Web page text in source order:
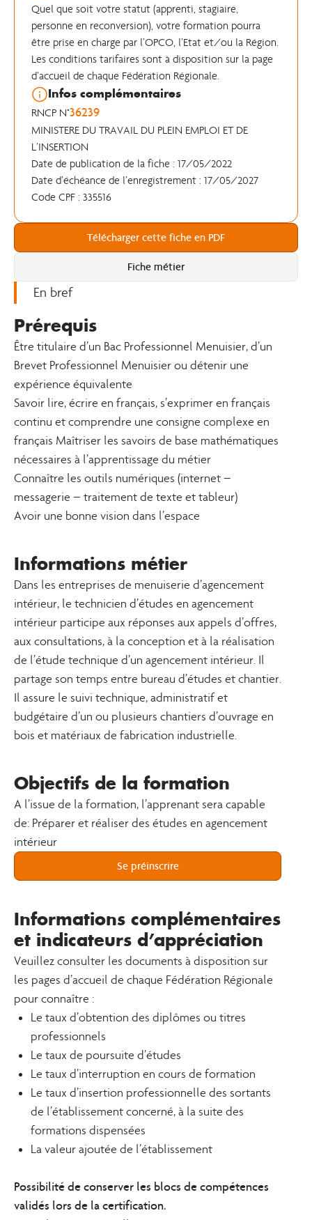
En bref
Prérequis
Être titulaire d’un Bac Professionnel Menuisier, d’un
Brevet Professionnel Menuisier ou détenir une
expérience équivalente
Savoir lire, écrire en français, s’exprimer en français
continu et comprendre une consigne complexe en
français Maîtriser les savoirs de base mathématiques
nécessaires à l’apprentissage du métier
Connaître les outils numériques (internet –
messagerie – traitement de texte et tableur)
Avoir une bonne vision dans l’espace
Informations métier
Dans les entreprises de menuiserie d’agencement
intérieur, le technicien d’études en agencement
intérieur participe aux réponses aux appels d’offres,
aux consultations, à la conception et à la réalisation
de l’étude technique d’un agencement intérieur. Il
partage son temps entre bureau d’études et chantier.
Il assure le suivi technique, administratif et
budgétaire d’un ou plusieurs chantiers d’ouvrage en
bois et matériaux de fabrication industrielle.
Objectifs de la formation
A l’issue de la formation, l’apprenant sera capable
de: Préparer et réaliser des études en agencement
intérieur
Se préinscrire
Informations complémentaires
et indicateurs d’appréciation
Veuillez consulter les documents à disposition sur
les pages d’accueil de chaque Fédération Régionale
pour connaître :
Le taux d’obtention des diplômes ou titres
professionnels
Le taux de poursuite d’études
Le taux d’interruption en cours de formation
Le taux d’insertion professionnelle des sortants
de l’établissement concerné, à la suite des
formations dispensées
La valeur ajoutée de l’établissement
Possibilité de conserver les blocs de compétences
validés lors de la certification.
Quel que soit votre statut (apprenti, stagiaire,
personne en reconversion), votre formation pourra
être prise en charge par l’OPCO, l’Etat et/ou la Région.
Les conditions tarifaires sont à disposition sur la page
d’accueil de chaque Fédération Régionale.
Infos complémentaires
RNCP N°36239
MINISTERE DU TRAVAIL DU PLEIN EMPLOI ET DE
L’INSERTION
Date de publication de la fiche : 17/05/2022
Date d’échéance de l’enregistrement : 17/05/2027
Code CPF : 335516
Télécharger cette fiche en PDF
Fiche métier